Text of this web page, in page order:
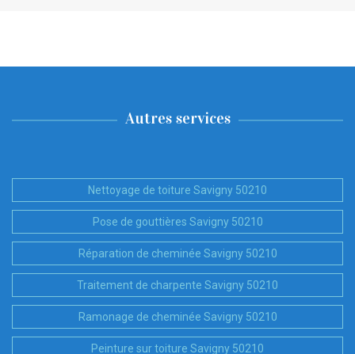
Autres services
Nettoyage de toiture Savigny 50210
Pose de gouttières Savigny 50210
Réparation de cheminée Savigny 50210
Traitement de charpente Savigny 50210
Ramonage de cheminée Savigny 50210
Peinture sur toiture Savigny 50210